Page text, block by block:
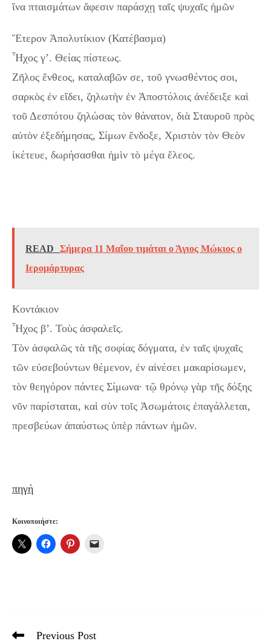
ἵνα πταισμάτων ἄφεσιν παράσχῃ ταῖς ψυχαῖς ἡμῶν
Ἕτερον Ἀπολυτίκιον (Κατέβασμα)
Ἦχος γ’. Θείας πίστεως.
Ζῆλος ἔνθεος, καταλαβῶν σε, τοῦ γνωσθέντος σοι,
σαρκὸς ἐν εἴδει, ζηλωτὴν ἐν Ἀποστόλοις ἀνέδειξε καὶ
τοῦ Δεσπότου ζηλώσας τὸν θάνατον, διὰ Σταυροῦ πρὸς
αὐτὸν ἐξεδήμησας, Σίμων ἔνδοξε, Χριστὸν τὸν Θεὸν
ἱκέτευε, δωρήσασθαι ἠμὶν τὸ μέγα ἔλεος.
READ
Σήμερα 11 Μαΐου τιμάται ο Άγιος Μώκιος ο
Ιερομάρτυρας
Κοντάκιον
Ἦχος β’. Τοὺς ἀσφαλεῖς.
Τὸν ἀσφαλῶς τὰ τῆς σοφίας δόγματα, ἐν ταῖς ψυχαῖς
τῶν εὐσεβούντων θέμενον, ἐν αἰνέσει μακαρίσωμεν,
τὸν θεηγόρον πάντες Σίμωνα· τῷ θρόνῳ γὰρ τῆς δόξης
νῦν παρίσταται, καὶ σὺν τοῖς Ἀσωμάτοις ἐπαγάλλεται,
πρεσβεύων ἀπαύστως ὑπὲρ πάντων ἡμῶν.
πηγή
Κοινοποιήστε:
Read Previous Post